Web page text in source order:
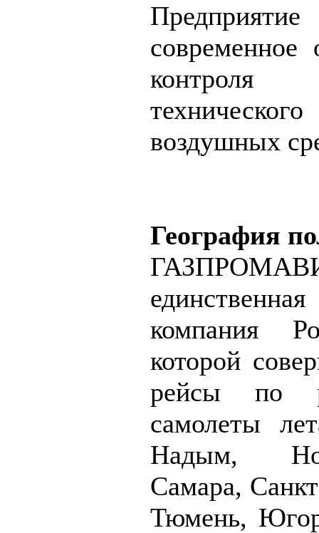
современное
контроля
воздушных
География
компания
которой
рейсы по
самолеты
Надым,
Самара,
Тюмень,